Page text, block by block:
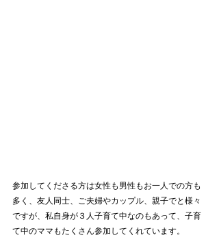
参加してくださる方は女性も男性もお一人での方も
多く、友人同士、ご夫婦やカップル、親子でと様々
ですが、私自身が３人子育て中なのもあって、子育
て中のママもたくさん参加してくれています。